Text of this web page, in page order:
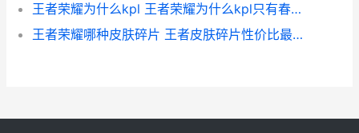
王者荣耀为什么kpl 王者荣耀为什么kpl只有春季赛和夏季赛
王者荣耀哪种皮肤碎片 王者皮肤碎片性价比最高的皮肤